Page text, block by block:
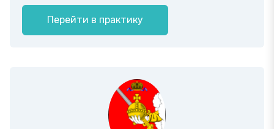
Перейти в практику